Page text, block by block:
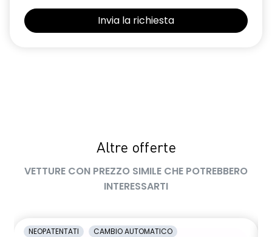
Selleria Stepway in tessuto blu e nero
Volante regolabile in altezza e profondità
Altre offerte
VETTURE CON PREZZO SIMILE CHE POTREBBERO
INTERESSARTI
NEOPATENTATI CAMBIO AUTOMATICO